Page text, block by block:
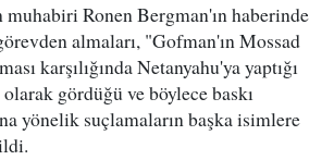
Ronen Bergman'ın haberinde
almaları, "Gofman'ın Mossad
karşılığında Netanyahu'ya yaptığı
gördüğü ve böylece baskı
yönelik suçlamaların başka isimlere